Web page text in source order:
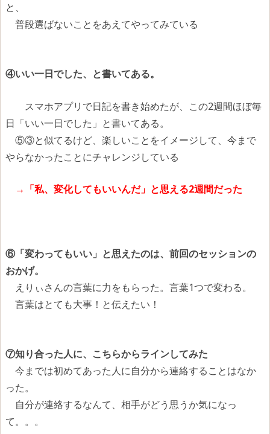
と、
普段選ばないことをあえてやってみている
④いい一日でした、と書いてある。
スマホアプリで日記を書き始めたが、この2週間ほぼ毎
日「いい一日でした」と書いてある。
⑤③と似てるけど、楽しいことをイメージして、今まで
やらなかったことにチャレンジしている
→「私、変化してもいいんだ」と思える2週間だった
⑥「変わってもいい」と思えたのは、前回のセッションの
おかげ。
えりぃさんの言葉に力をもらった。言葉1つで変わる。
言葉はとても大事！と伝えたい！
⑦知り合った人に、こちらからラインしてみた
今までは初めてあった人に自分から連絡することはなか
った。
自分が連絡するなんて、相手がどう思うか気になっ
て。。。